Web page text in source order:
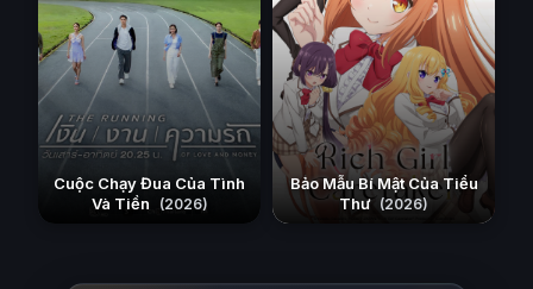
Cuộc Chạy Đua Của Tình
Và Tiền
(2026)
Bảo Mẫu Bí Mật Của Tiểu
Thư (2026)